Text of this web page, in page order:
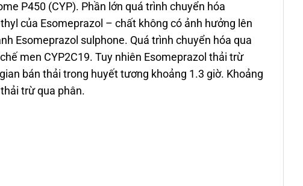
P450 (CYP). Phần lớn quá trình chuyển hóa
của Esomeprazol – chất không có ảnh hưởng lên
Esomeprazol sulphone. Quá trình chuyển hóa qua
men CYP2C19. Tuy nhiên Esomeprazol thải trừ
bán thải trong huyết tương khoảng 1.3 giờ. Khoảng
trừ qua phân.